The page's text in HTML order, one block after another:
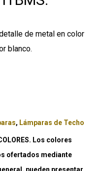
de metal en color
blanco.
, Lámparas de Techo
Los colores
ofertados mediante